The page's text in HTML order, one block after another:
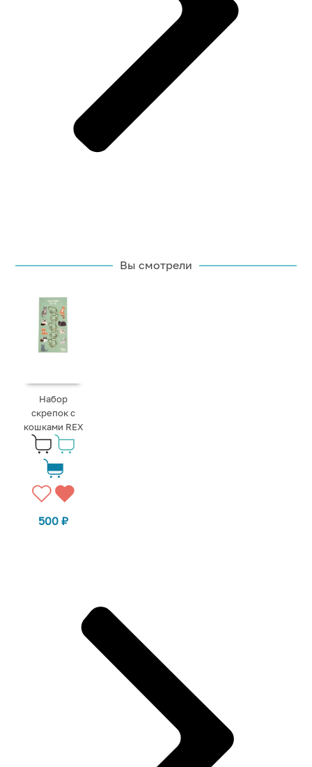
Вы смотрели
Набор
скрепок с
кошками REX
500₽